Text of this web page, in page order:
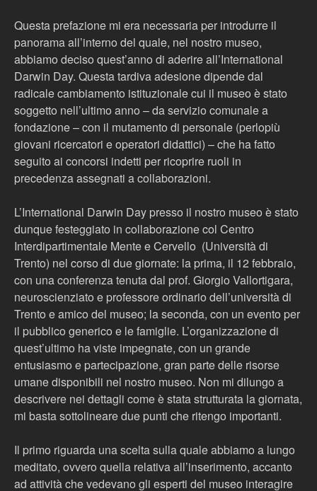
Questa prefazione mi era necessaria per introdurre il
panorama all’interno del quale, nel nostro museo,
abbiamo deciso quest’anno di aderire all’International
Darwin Day. Questa tardiva adesione dipende dal
radicale cambiamento istituzionale cui il museo è stato
soggetto nell’ultimo anno – da servizio comunale a
fondazione – con il mutamento di personale (perlopiù
giovani ricercatori e operatori didattici) – che ha fatto
seguito ai concorsi indetti per ricoprire ruoli in
precedenza assegnati a collaborazioni.
L’International Darwin Day presso il nostro museo è stato
dunque festeggiato in collaborazione col Centro
Interdipartimentale Mente e Cervello (Università di
Trento) nel corso di due giornate: la prima, il 12 febbraio,
con una conferenza tenuta dal prof. Giorgio Vallortigara,
neuroscienziato e professore ordinario dell’università di
Trento e amico del museo; la seconda, con un evento per
il pubblico generico e le famiglie. L’organizzazione di
quest’ultimo ha viste impegnate, con un grande
entusiasmo e partecipazione, gran parte delle risorse
umane disponibili nel nostro museo. Non mi dilungo a
descrivere nei dettagli come è stata strutturata la giornata,
mi basta sottolineare due punti che ritengo importanti.
Il primo riguarda una scelta sulla quale abbiamo a lungo
meditato, ovvero quella relativa all’inserimento, accanto
ad attività che vedevano gli esperti del museo interagire